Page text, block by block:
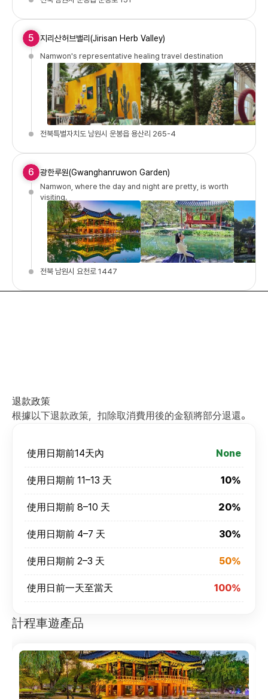
5 지리산허브밸리(Jirisan Herb Valley)
Namwon's representative healing travel destination
전북특별자치도 남원시 운봉읍 용산리 265-4
6 광한루원(Gwanghanruwon Garden)
Namwon, where the day and night are pretty, is worth
visiting.
전북 남원시 요천로 1447
退款政策
根據以下退款政策，扣除取消費用後的金額將部分退還。
使用日期前14天內 None
使用日期前 11–13 天 10%
使用日期前 8–10 天 20%
使用日期前 4–7 天 30%
使用日期前 2–3 天 50%
使用日前一天至當天 100%
計程車遊產品